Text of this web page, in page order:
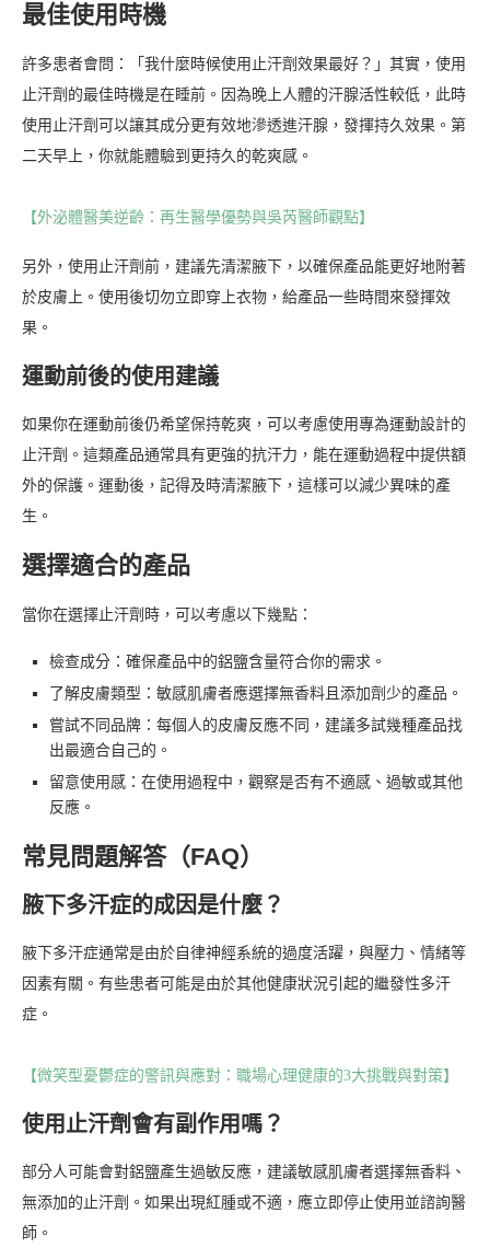
最佳使用時機
許多患者會問：「我什麼時候使用止汗劑效果最好？」其實，使用
止汗劑的最佳時機是在睡前。因為晚上人體的汗腺活性較低，此時
使用止汗劑可以讓其成分更有效地滲透進汗腺，發揮持久效果。第
二天早上，你就能體驗到更持久的乾爽感。
【外泌體醫美逆齡：再生醫學優勢與吳芮醫師觀點】
另外，使用止汗劑前，建議先清潔腋下，以確保產品能更好地附著
於皮膚上。使用後切勿立即穿上衣物，給產品一些時間來發揮效
果。
運動前後的使用建議
如果你在運動前後仍希望保持乾爽，可以考慮使用專為運動設計的
止汗劑。這類產品通常具有更強的抗汗力，能在運動過程中提供額
外的保護。運動後，記得及時清潔腋下，這樣可以減少異味的產
生。
選擇適合的產品
當你在選擇止汗劑時，可以考慮以下幾點：
檢查成分：確保產品中的鋁鹽含量符合你的需求。
了解皮膚類型：敏感肌膚者應選擇無香料且添加劑少的產品。
嘗試不同品牌：每個人的皮膚反應不同，建議多試幾種產品找
出最適合自己的。
留意使用感：在使用過程中，觀察是否有不適感、過敏或其他
反應。
常見問題解答（FAQ）
腋下多汗症的成因是什麼？
腋下多汗症通常是由於自律神經系統的過度活躍，與壓力、情緒等
因素有關。有些患者可能是由於其他健康狀況引起的繼發性多汗
症。
【微笑型憂鬱症的警訊與應對：職場心理健康的3大挑戰與對策】
使用止汗劑會有副作用嗎？
部分人可能會對鋁鹽產生過敏反應，建議敏感肌膚者選擇無香料、
無添加的止汗劑。如果出現紅腫或不適，應立即停止使用並諮詢醫
師。